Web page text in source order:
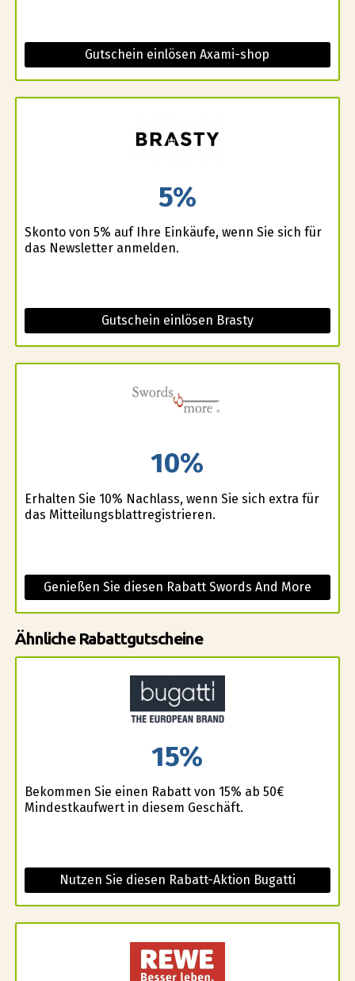
Gutschein einlösen Axami-shop
5%
Skonto von 5% auf Ihre Einkäufe, wenn Sie sich für
das Newsletter anmelden.
Gutschein einlösen Brasty
10%
Erhalten Sie 10% Nachlass, wenn Sie sich extra für
das Mitteilungsblattregistrieren.
Genießen Sie diesen Rabatt Swords And More
Ähnliche Rabattgutscheine
15%
Bekommen Sie einen Rabatt von 15% ab 50€
Mindestkaufwert in diesem Geschäft.
Nutzen Sie diesen Rabatt-Aktion Bugatti